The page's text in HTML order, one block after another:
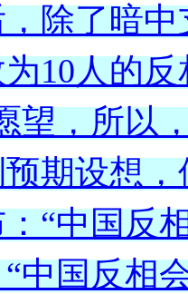
，除了暗
10人的
望，所以
期设想
“中国反
国反相会